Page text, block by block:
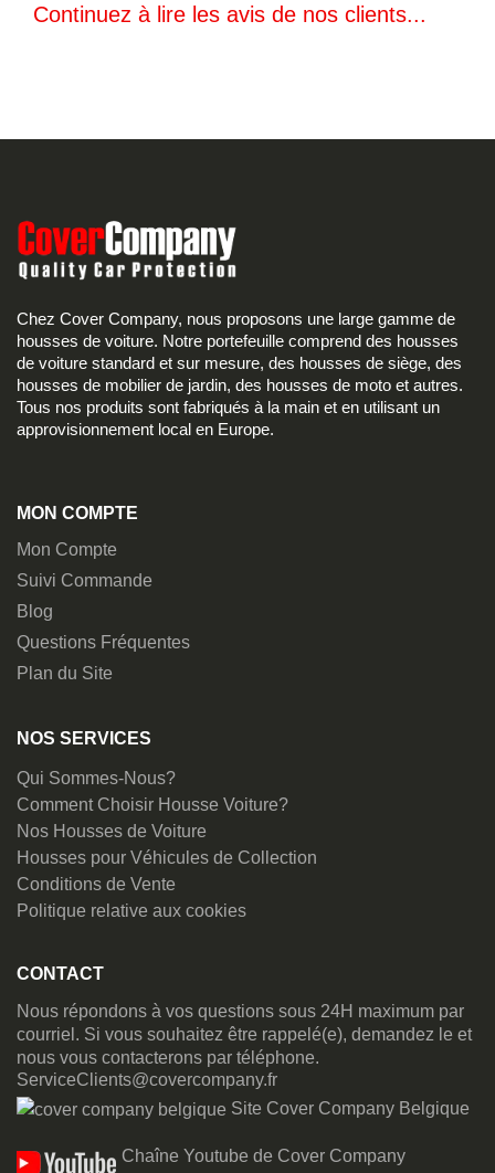
Continuez à lire les avis de nos clients...
Chez Cover Company, nous proposons une large gamme de
housses de voiture. Notre portefeuille comprend des housses
de voiture standard et sur mesure, des housses de siège, des
housses de mobilier de jardin, des housses de moto et autres.
Tous nos produits sont fabriqués à la main et en utilisant un
approvisionnement local en Europe.
MON COMPTE
Mon Compte
Suivi Commande
Blog
Questions Fréquentes
Plan du Site
NOS SERVICES
Qui Sommes-Nous?
Comment Choisir Housse Voiture?
Nos Housses de Voiture
Housses pour Véhicules de Collection
Conditions de Vente
Politique relative aux cookies
CONTACT
Nous répondons à vos questions sous 24H maximum par
courriel. Si vous souhaitez être rappelé(e), demandez le et
nous vous contacterons par téléphone.
ServiceClients@covercompany.fr
Site Cover Company Belgique
Chaîne Youtube de Cover Company